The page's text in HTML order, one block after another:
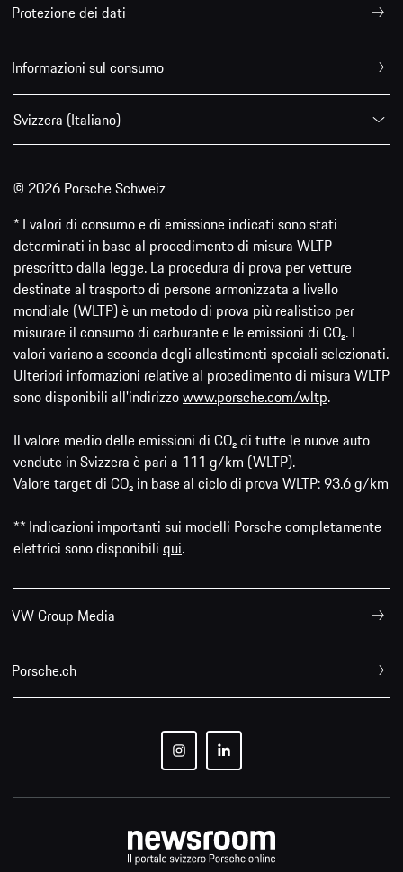
Protezione dei dati
Informazioni sul consumo
Svizzera (Italiano)
© 2026 Porsche Schweiz
* I valori di consumo e di emissione indicati sono stati
determinati in base al procedimento di misura WLTP
prescritto dalla legge. La procedura di prova per vetture
destinate al trasporto di persone armonizzata a livello
mondiale (WLTP) è un metodo di prova più realistico per
misurare il consumo di carburante e le emissioni di CO₂. I
valori variano a seconda degli allestimenti speciali selezionati.
Ulteriori informazioni relative al procedimento di misura WLTP
sono disponibili all'indirizzowww.porsche.com/wltp.
Il valore medio delle emissioni di CO₂ di tutte le nuove auto
vendute in Svizzera è pari a 111 g/km (WLTP).
Valore target di CO₂ in base al ciclo di prova WLTP: 93.6 g/km
** Indicazioni importanti sui modelli Porsche completamente
elettrici sono disponibili qui.
VW Group Media
Porsche.ch